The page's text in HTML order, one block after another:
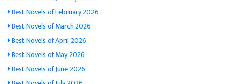
Best Novels of February 2026
Best Novels of March 2026
Best Novels of April 2026
Best Novels of May 2026
Best Novels of June 2026